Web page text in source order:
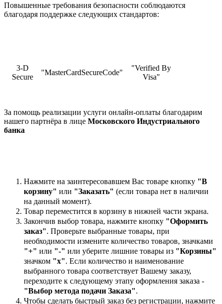
Повышенные требования безопасности соблюдаются
благодаря поддержке следующих стандартов:
3-D
Secure
"MasterCardSecureCode"
"Verified By
Visa"
За помощь реализации услуги онлайн-оплаты благодарим
нашего партнёра в лице Московского Индустриального
банка
Нажмите на заинтересовавшем Вас товаре кнопку "В
корзину" или "Заказать" (если товара нет в наличии
на данный момент).
Товар переместится в корзину в нижней части экрана.
Закончив выбор товара, нажмите кнопку "Оформить
заказ". Проверьте выбранные товары, при
необходимости измените количество товаров, значками
"+" или "-" или уберите лишние товары из "Корзины"
значком "х". Если количество и наименование
выбранного товара соответствует Вашему заказу,
переходите к следующему этапу оформления заказа -
"Выбор метода подачи Заказа".
Чтобы сделать быстрый заказ без регистрации, нажмите